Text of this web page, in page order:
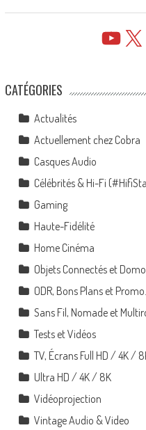
YouTube
CATÉGORIES
Actualités
Actuellement chez Cobra
Casques Audio
Célébrités & Hi-Fi
Gaming
Haute-Fidélité
Home Cinéma
Objets Connectés et
ODR, Bons Plans et Promo…
Sans Fil, Nomade et
Tests et Vidéos
TV, Écrans Full HD / 4K /
Ultra HD / 4K / 8K
Vidéoprojection
Vintage Audio & Video